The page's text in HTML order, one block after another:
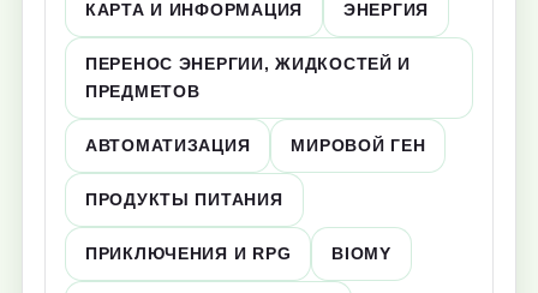
КАРТА И ИНФОРМАЦИЯ ЭНЕРГИЯ
ПЕРЕНОС ЭНЕРГИИ, ЖИДКОСТЕЙ И
ПРЕДМЕТОВ
АВТОМАТИЗАЦИЯ МИРОВОЙ ГЕН
ПРОДУКТЫ ПИТАНИЯ
ПРИКЛЮЧЕНИЯ И RPG BIOMY